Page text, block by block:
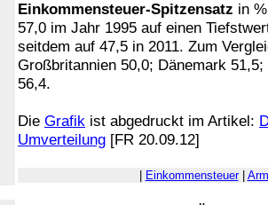
Einkommensteuer-Spitzensatz in
57,0 im Jahr 1995 auf einen
seitdem auf 47,5 in 2011. Zum
Großbritannien 50,0; Dänemark
56,4.
Die Grafik ist abgedruckt im Artikel:
Umverteilung [FR 20.09.12]
Einkommensteuer|